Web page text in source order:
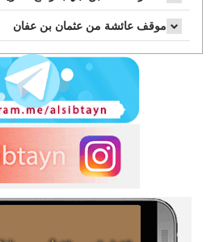
موقف عائشة من عثمان بن عفان